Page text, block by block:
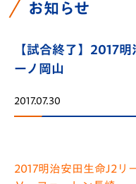
お知らせ
【試合終了】2017
ーノ岡山
2017.07.30
2017明治安田生命J2リ